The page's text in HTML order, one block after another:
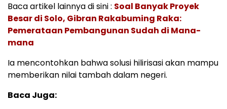
Baca artikel lainnya di sini : Soal Banyak Proyek
Besar di Solo, Gibran Rakabuming Raka:
Pemerataan Pembangunan Sudah di Mana-
mana
Ia mencontohkan bahwa solusi hilirisasi akan mampu
memberikan nilai tambah dalam negeri.
Baca Juga: